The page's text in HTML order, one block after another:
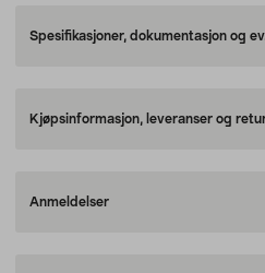
Spesifikasjoner, dokumentasjon og
Kjøpsinformasjon, leveranser og
Anmeldelser